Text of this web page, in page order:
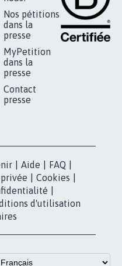
Nos pétitions
dans la
presse
MyPetition
dans la
presse
Contact
presse
Aide FAQ
Cookies
d'utilisation